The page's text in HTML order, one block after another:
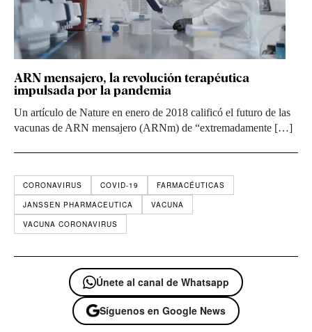
ARN mensajero, la revolución terapéutica
impulsada por la pandemia
Un artículo de Nature en enero de 2018 calificó el futuro de las
vacunas de ARN mensajero (ARNm) de “extremadamente […]
CORONAVIRUS COVID-19
FARMACÉUTICAS
JANSSEN PHARMACEUTICA
VACUNA
VACUNA CORONAVIRUS
Únete al canal de Whatsapp
Síguenos en Google News